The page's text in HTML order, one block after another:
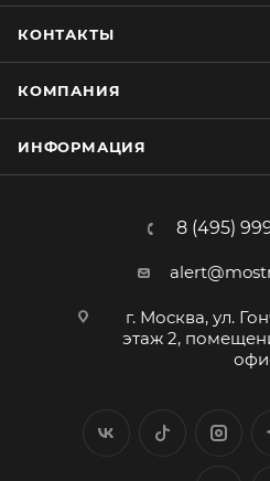
КОНТАКТЫ
КОМПАНИЯ
ИНФОРМАЦИЯ
8 (495)
г. Москва, ул.
этаж 2,